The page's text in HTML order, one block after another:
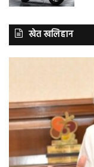
खेत खलिहान